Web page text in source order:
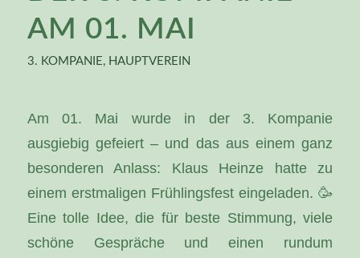
AM 01. MAI
3. KOMPANIE , HAUPTVEREIN
Am 01. Mai wurde in der 3. Kompanie
ausgiebig gefeiert – und das aus einem ganz
besonderen Anlass: Klaus Heinze hatte zu
einem erstmaligen Frühlingsfest eingeladen. 🥳
Eine tolle Idee, die für beste Stimmung, viele
schöne Gespräche und einen rundum